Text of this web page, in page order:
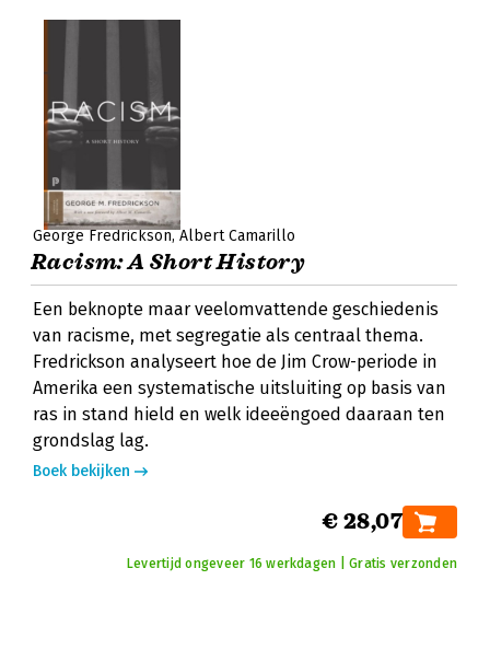
George Fredrickson Albert Camarillo
Racism: A Short History
Een beknopte maar veelomvattende geschiedenis
van racisme, met segregatie als centraal thema.
Fredrickson analyseert hoe de Jim Crow-periode in
Amerika een systematische uitsluiting op basis van
ras in stand hield en welk ideeëngoed daaraan ten
grondslag lag.
Boek bekijken
€ 28,07
Levertijd ongeveer 16 werkdagen | Gratis verzonden